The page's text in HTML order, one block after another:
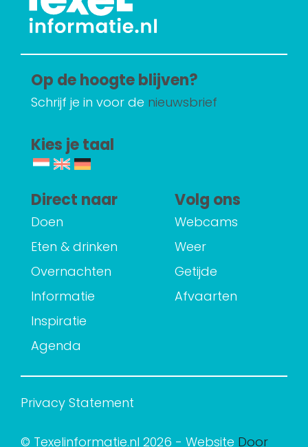
Op de hoogte blijven?
Schrijf je in voor de nieuwsbrief
Kies je taal
Direct naar
Doen
Eten & drinken
Overnachten
Informatie
Inspiratie
Agenda
Volg ons
Webcams
Weer
Getijde
Afvaarten
Privacy Statement
© Texelinformatie.nl 2026 - Website Door